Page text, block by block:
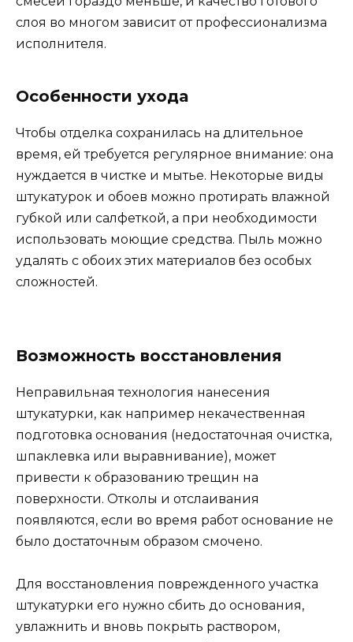
слоя во многом зависит от профессионализма
исполнителя.
Особенности ухода
Чтобы отделка сохранилась на длительное
время, ей требуется регулярное внимание: она
нуждается в чистке и мытье. Некоторые виды
штукатурок и обоев можно протирать влажной
губкой или салфеткой, а при необходимости
использовать моющие средства. Пыль можно
удалять с обоих этих материалов без особых
сложностей.
Возможность восстановления
Неправильная технология нанесения
штукатурки, как например некачественная
подготовка основания (недостаточная очистка,
шпаклевка или выравнивание), может
привести к образованию трещин на
поверхности. Отколы и отслаивания
появляются, если во время работ основание не
было достаточным образом смочено.
Для восстановления поврежденного участка
штукатурки его нужно сбить до основания,
увлажнить и вновь покрыть раствором,